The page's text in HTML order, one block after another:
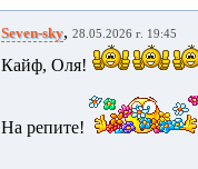
Seven-sky, 28.05.2026 г. 19:45
Кайф, Оля!
На репите!